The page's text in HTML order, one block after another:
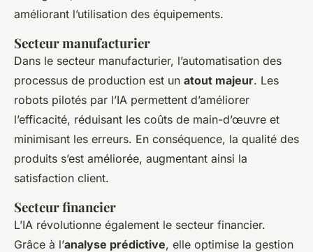
améliorant l’utilisation des équipements.
Secteur manufacturier
Dans le secteur manufacturier, l’automatisation des
processus de production est un atout majeur. Les
robots pilotés par l’IA permettent d’améliorer
l’efficacité, réduisant les coûts de main-d’œuvre et
minimisant les erreurs. En conséquence, la qualité des
produits s’est améliorée, augmentant ainsi la
satisfaction client.
Secteur financier
L’IA révolutionne également le secteur financier.
Grâce à l’analyse prédictive, elle optimise la gestion